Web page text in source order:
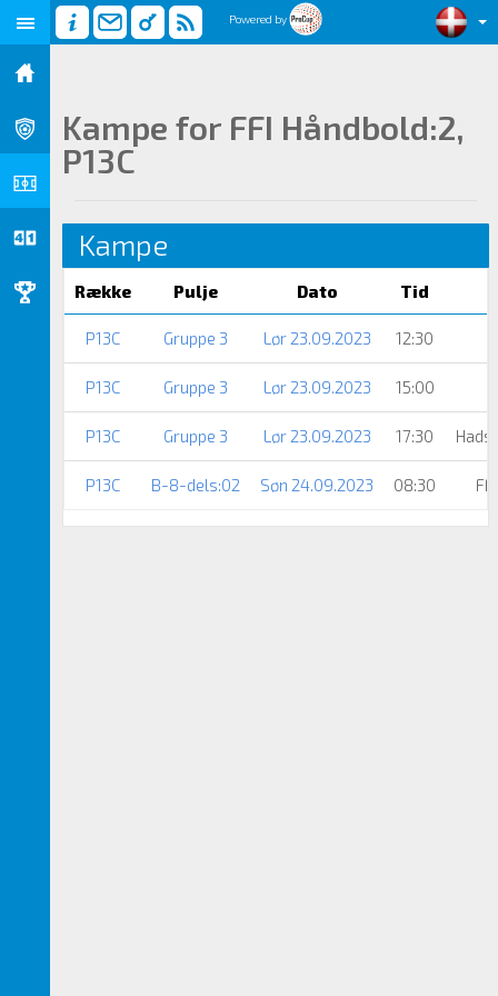
Powered by
Kampe for FFI Håndbold:2,
P13C
Kampe
Række Pulje Dato Tid
P13C Gruppe 3 Lør 23.09.2023 12:30
P13C Gruppe 3 Lør 23.09.2023 15:00
P13C Gruppe 3 Lør 23.09.2023 17:30
P13C B-8-dels:02 Søn 24.09.2023 08:30